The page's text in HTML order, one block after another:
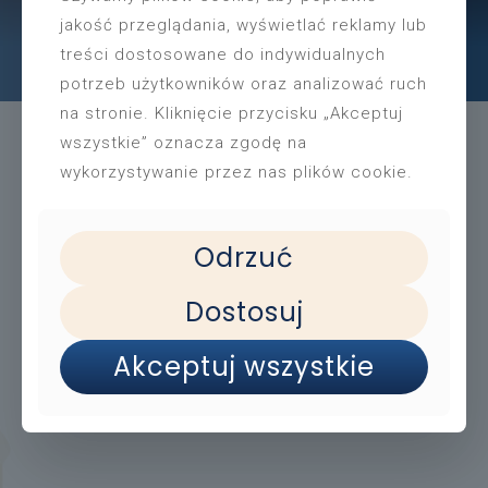
78-100 Kołobrzeg
Deklaracja dostępności
Polityka prywatności
RODO
jakość przeglądania, wyświetlać reklamy lub
treści dostosowane do indywidualnych
potrzeb użytkowników oraz analizować ruch
na stronie. Kliknięcie przycisku „Akceptuj
wszystkie” oznacza zgodę na
wykorzystywanie przez nas plików cookie.
Odrzuć
Dostosuj
Akceptuj wszystkie